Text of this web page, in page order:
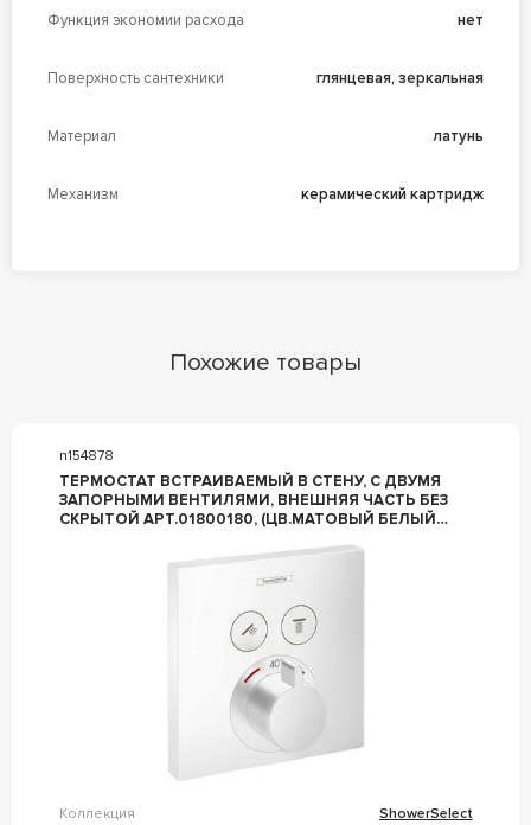
Функция экономии расхода нет
Поверхность сантехники глянцевая, зеркальная
Материал латунь
Механизм керамический картридж
Похожие товары
n154878
ТЕРМОСТАТ ВСТРАИВАЕМЫЙ В СТЕНУ, С ДВУМЯ
ЗАПОРНЫМИ ВЕНТИЛЯМИ, ВНЕШНЯЯ ЧАСТЬ БЕЗ
СКРЫТОЙ АРТ.01800180, (ЦВ.МАТОВЫЙ БЕЛЫЙ),
Коллекция
ShowerSelect